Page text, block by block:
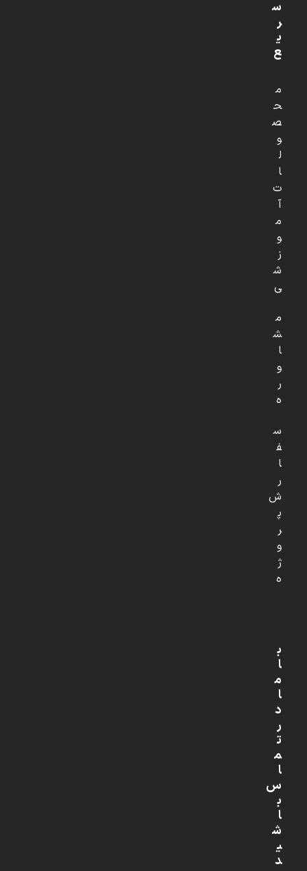
س
ر
ی
ع
م
ح
ص
و
ل
ا
ت
آ
م
و
ز
ش
ی
م
ش
ا
و
ر
ه
س
ف
ا
ر
ش
پ
ر
و
ژ
ه
ب
ا
م
ا
د
ر
ت
م
ا
س
ب
ا
ش
ی
د